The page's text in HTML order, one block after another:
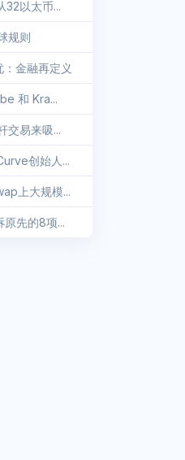
32以太币...
规则
金融再定义
和 Kra...
交易来吸...
创始人...
上大规模...
原先的8项...